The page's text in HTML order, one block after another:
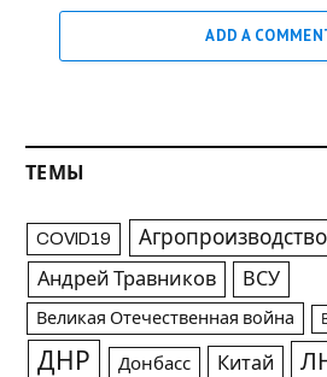
ADD A
ТЕМЫ
COVID19 Агропроизводство
Андрей Травников ВСУ
Великая Отечественная война
ДНР Донбасс Китай